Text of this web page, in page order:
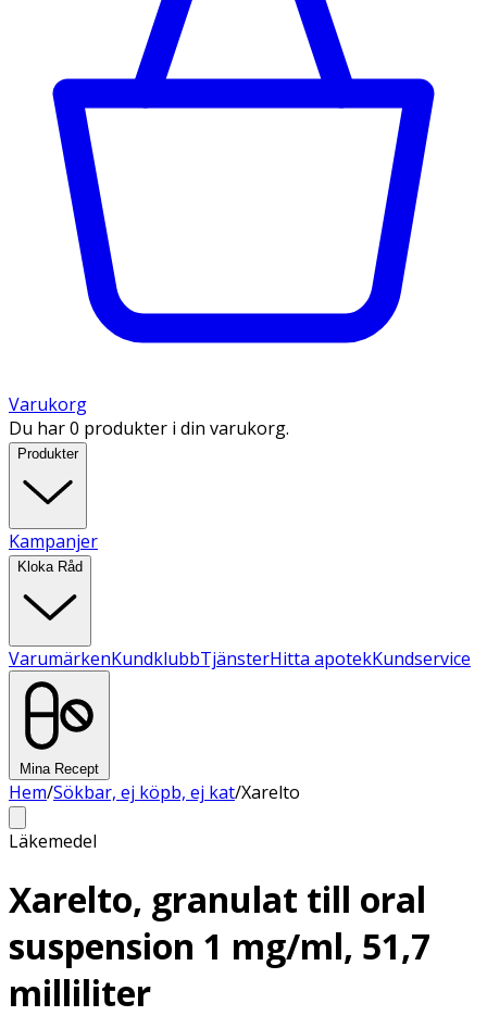
Varukorg
Du har 0 produkter i din varukorg.
Produkter
Kampanjer
Kloka Råd
VarumärkenKundklubbTjänsterHitta apotekKundservice
Mina Recept
Hem/Sökbar, ej köpb, ej kat/Xarelto
Läkemedel
Xarelto, granulat till oral
suspension 1 mg/ml, 51,7
milliliter